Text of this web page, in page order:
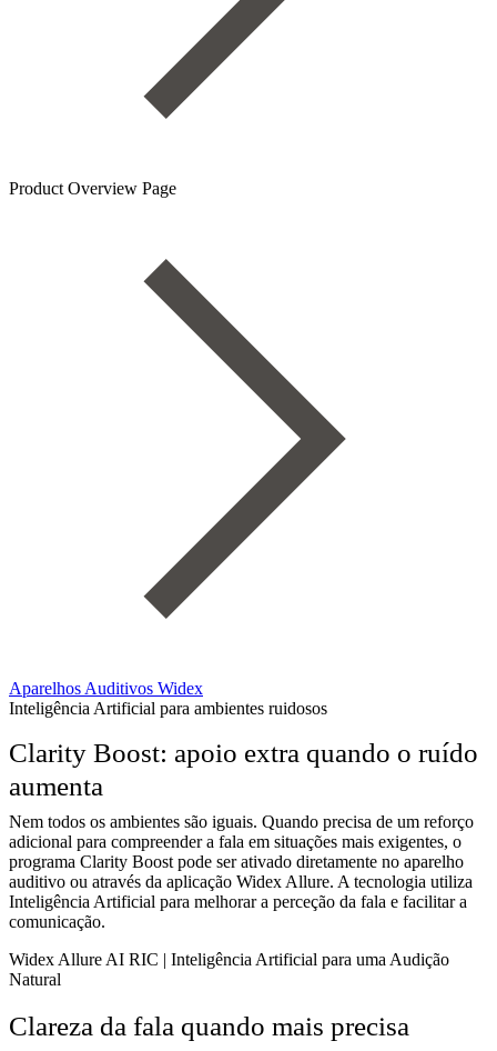
Product Overview Page
Aparelhos Auditivos Widex
Inteligência Artificial para ambientes ruidosos
Clarity Boost: apoio extra quando o ruído
aumenta
Nem todos os ambientes são iguais. Quando precisa de um reforço
adicional para compreender a fala em situações mais exigentes, o
programa Clarity Boost pode ser ativado diretamente no aparelho
auditivo ou através da aplicação Widex Allure. A tecnologia utiliza
Inteligência Artificial para melhorar a perceção da fala e facilitar a
comunicação.
Widex Allure AI RIC | Inteligência Artificial para uma Audição
Natural
Clareza da fala quando mais precisa